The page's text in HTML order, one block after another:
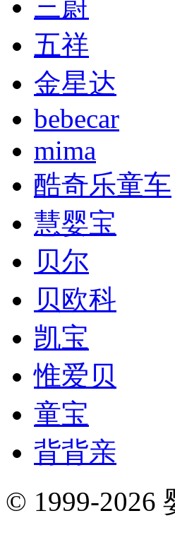
三蔚
五祥
金星达
bebecar
mima
酷奇乐童车
慧婴宝
贝尔
贝欧科
凯宝
惟爱贝
童宝
背背亲
© 1999-2026